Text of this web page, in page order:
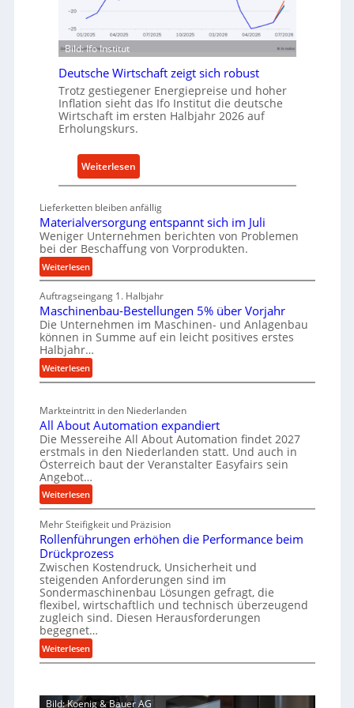
t
r
i
e
-
E
r
s
t
z
t
i
l
e
n
n
ü
r
n
a
c
h
a
l
t
i
g
e
W
k
z
e
a
u
r
o
e
s
s
Bild: Ifo Institut
Deutsche Wirtschaft zeigt sich robust
Trotz gestiegener Energiepreise und hoher
Inflation sieht das Ifo Institut die deutsche
Wirtschaft im ersten Halbjahr 2026 auf
Erholungskurs.
Weiterlesen:
D
u
t
s
h
e
W
s
h
a
f
t
i
g
t
s
i
c
h
b
s
Lieferketten bleiben anfällig
Materialversorgung entspannt sich im Juli
Weniger Unternehmen berichten von Problemen
bei der Beschaffung von Vorprodukten.
Weiterlesen:
M
a
t
e
r
i
a
l
e
r
s
o
g
u
n
g
e
n
t
s
p
a
n
n
i
Auftragseingang 1. Halbjahr
Maschinenbau-Bestellungen 5% über Vorjahr
Die Unternehmen im Maschinen- und Anlagenbau
können in Summe auf ein leicht positives erstes
Halbjahr…
Weiterlesen:
M
s
c
h
i
n
e
n
a
u
B
e
s
t
e
l
l
n
Markteintritt in den Niederlanden
All About Automation expandiert
Die Messereihe All About Automation findet 2027
erstmals in den Niederlanden statt. Und auch in
Österreich baut der Veranstalter Easyfairs sein
Angebot…
Weiterlesen:
A
l
l
A
b
o
u
t
A
u
t
a
Mehr Steifigkeit und Präzision
Rollenführungen erhöhen die Performance beim
Drückprozess
Zwischen Kostendruck, Unsicherheit und
steigenden Anforderungen sind im
Sondermaschinenbau Lösungen gefragt, die
flexibel, wirtschaftlich und technisch überzeugend
zugleich sind. Diesen Herausforderungen
begegnet…
Weiterlesen:
R
Bild: Koenig & Bauer AG